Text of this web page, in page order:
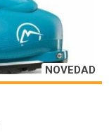
NOVEDAD